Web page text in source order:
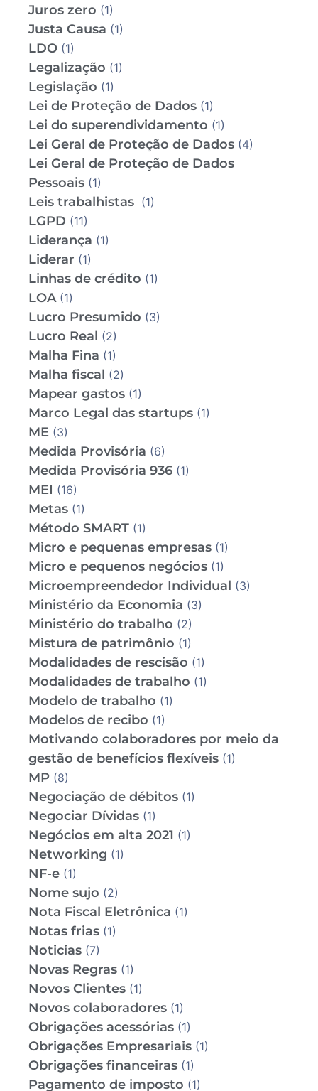
Juros zero (1)
Justa Causa (1)
LDO (1)
Legalização (1)
Legislação (1)
Lei de Proteção de Dados (1)
Lei do superendividamento (1)
Lei Geral de Proteção de Dados (4)
Lei Geral de Proteção de Dados
Pessoais (1)
Leis trabalhistas (1)
LGPD (11)
Liderança (1)
Liderar (1)
Linhas de crédito (1)
LOA(1)
Lucro Presumido (3)
Lucro Real (2)
Malha Fina (1)
Malha fiscal (2)
Mapear gastos (1)
Marco Legal das startups (1)
ME (3)
Medida Provisória (6)
Medida Provisória 936 (1)
MEI (16)
Metas (1)
Método SMART (1)
Micro e pequenas empresas (1)
Micro e pequenos negócios (1)
Microempreendedor Individual (3)
Ministério da Economia (3)
Ministério do trabalho (2)
Mistura de patrimônio (1)
Modalidades de rescisão (1)
Modalidades de trabalho (1)
Modelo de trabalho (1)
Modelos de recibo (1)
Motivando colaboradores por meio da
gestão de benefícios flexíveis (1)
MP (8)
Negociação de débitos (1)
Negociar Dívidas (1)
Negócios em alta 2021 (1)
Networking (1)
NF-e (1)
Nome sujo (2)
Nota Fiscal Eletrônica (1)
Notas frias (1)
Noticias (7)
Novas Regras (1)
Novos Clientes (1)
Novos colaboradores (1)
Obrigações acessórias (1)
Obrigações Empresariais (1)
Obrigações financeiras (1)
Pagamento de imposto (1)